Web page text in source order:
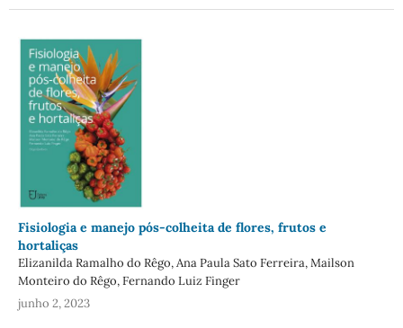
Fisiologia e manejo pós-colheita de flores, frutos e
hortaliças
Elizanilda Ramalho do Rêgo, Ana Paula Sato Ferreira, Mailson
Monteiro do Rêgo, Fernando Luiz Finger
junho 2, 2023